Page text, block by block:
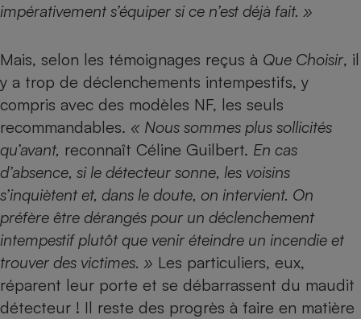
impérativement s’équiper si ce n’est déjà fait. »
Mais, selon les témoignages reçus à Que Choisir, il
y a trop de déclenchements intempestifs, y
compris avec des modèles NF, les seuls
recommandables. « Nous sommes plus sollicités
qu’avant, reconnaît Céline Guilbert. En cas
d’absence, si le détecteur sonne, les voisins
s’inquiètent et, dans le doute, on intervient. On
préfère être dérangés pour un déclenchement
intempestif plutôt que venir éteindre un incendie et
trouver des victimes. » Les particuliers, eux,
réparent leur porte et se débarrassent du maudit
détecteur ! Il reste des progrès à faire en matière
Cafetière à expressos
Robot ménager